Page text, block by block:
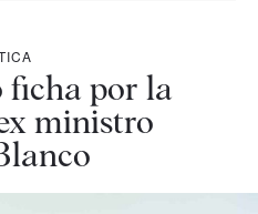
ficha por la
ministro